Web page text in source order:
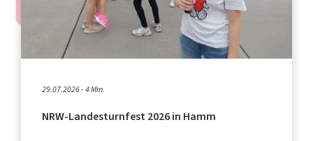
29.07.2026 - 4 Min.
NRW-Landesturnfest 2026 in Hamm